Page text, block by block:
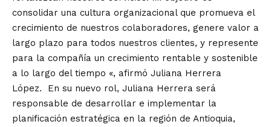
consolidar una cultura organizacional que promueva el
crecimiento de nuestros colaboradores, genere valor a
largo plazo para todos nuestros clientes, y represente
para la compañía un crecimiento rentable y sostenible
a lo largo del tiempo «, afirmó Juliana Herrera
López. En su nuevo rol, Juliana Herrera será
responsable de desarrollar e implementar la
planificación estratégica en la región de Antioquia,